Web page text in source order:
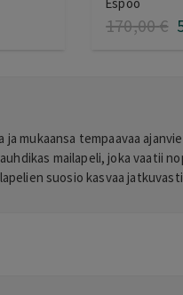
5.00/ 5
Espoo
170,00€
ja mukaansa tempaavaa
mailapeli, joka vaatii
suosio kasvaa